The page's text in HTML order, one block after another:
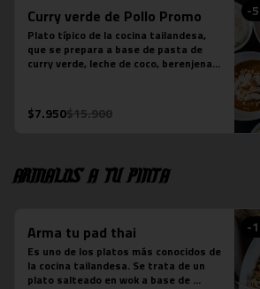
-
Curry verde de Pollo Promo
Plato típico de la cocina tailandesa,
que se prepara a base de pasta de
curry verde, leche de coco, berenjenas,
$7.950$15.900
Armalos a tu pinta
-
Arma tu pad thai
Es uno de los platos más conocidos de
la cocina tailandesa. Se trata de un
plato salteado en wok a base de